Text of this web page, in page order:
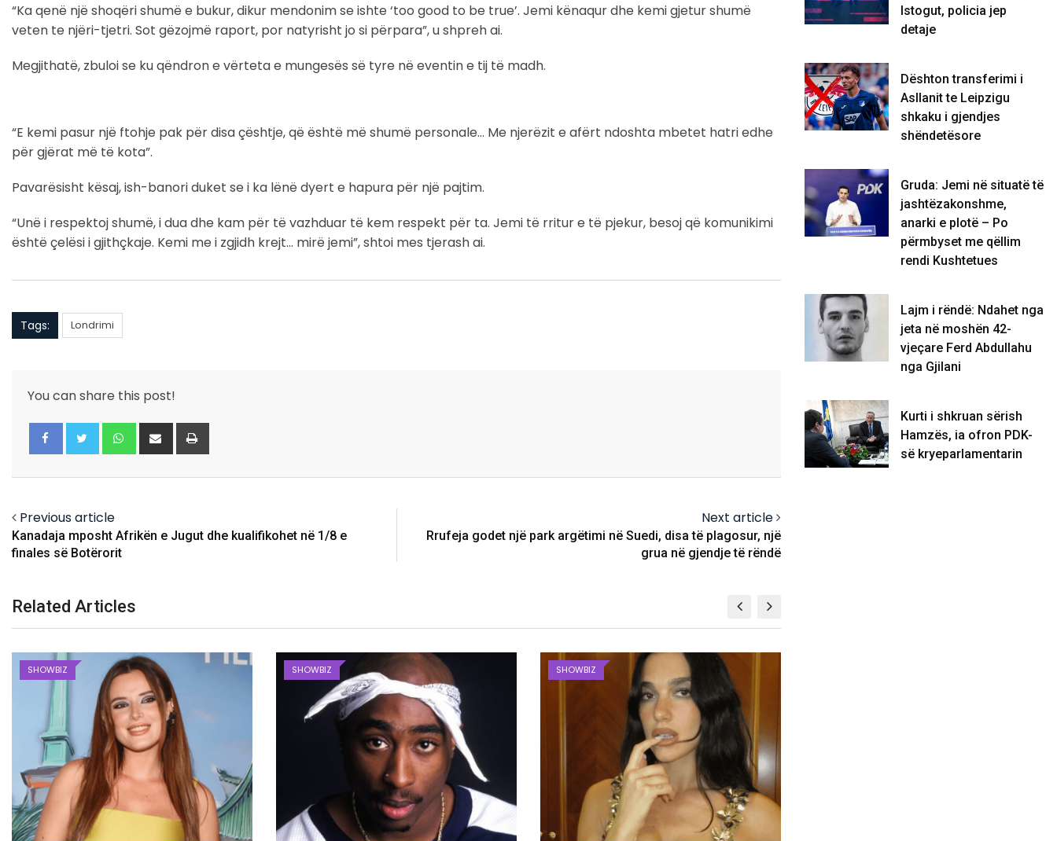
“Ka qenë një shoqëri shumë e bukur, dikur mendonim se ishte ‘too good to be true’. Jemi kënaqur dhe kemi gjetur shumë
veten te njëri-tjetri. Sot gëzojmë raport, por natyrisht jo si përpara”, u shpreh ai.
Megjithatë, zbuloi se ku qëndron e vërteta e mungesës së tyre në eventin e tij të madh.
“E kemi pasur një ftohje pak për disa çështje, që është më shumë personale… Me njerëzit e afërt ndoshta mbetet hatri edhe
për gjërat më të kota”.
Pavarësisht kësaj, ish-banori duket se i ka lënë dyert e hapura për një pajtim.
“Unë i respektoj shumë, i dua dhe kam për të vazhduar të kem respekt për ta. Jemi të rritur e të pjekur, besoj që komunikimi
është çelësi i gjithçkaje. Kemi me i zgjidh krejt… mirë jemi”, shtoi mes tjerash ai.
Tags: Londrimi
You can share this post!
Whatsapp
Share
via
Previous article
Kanadaja mposht Afrikën e Jugut dhe kualifikohet në 1/8 e
finales së Botërorit
Next article
Rrufeja godet një park argëtimi në Suedi, disa të plagosur, një
grua në gjendje të rëndë
Related Articles
SHOWBIZ SHOWBIZ SHOWBIZ
Istogut, policia jep
detaje
Dështon transferimi i
Asllanit te Leipzigu
shkaku i gjendjes
shëndetësore
Gruda: Jemi në situatë të
jashtëzakonshme,
anarki e plotë – Po
përmbyset me qëllim
rendi Kushtetues
Lajm i rëndë: Ndahet nga
jeta në moshën 42-
vjeçare Ferd Abdullahu
nga Gjilani
Kurti i shkruan sërish
Hamzës, ia ofron PDK-
së kryeparlamentarin